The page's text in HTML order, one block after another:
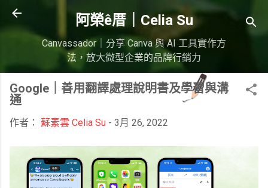
跳到主要內容
阿榮ê厝｜Celia Su
Canvassador｜分享 Canva 與 AI 工具實作方
法，放大微型企業的品牌行銷力
Google｜善用翻譯處理說明書及學習與溝
通
作者： 蘇素雲 Celia Su - 3月 26, 2022